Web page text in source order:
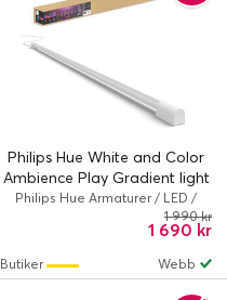
Philips Hue White and Color
Ambience Play Gradient light
tube / Large / Vit
Philips Hue Armaturer / LED /
Philips Hue White and Color
1 690 kr
1 990 kr
Webb
Butiker